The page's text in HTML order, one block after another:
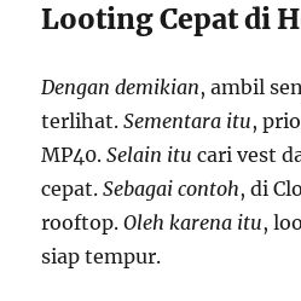
Looting Cepat di
Dengan demikian, ambil
terlihat.Sementara itu,
MP40.Selain itu cari vest
cepat.Sebagai contoh, di
rooftop.Oleh karena itu,
siap tempur.